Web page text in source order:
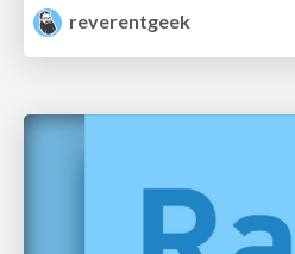
reverentgeek